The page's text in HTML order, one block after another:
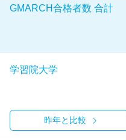
GMARCH合格者数 合計
学習院大学
昨年と比較